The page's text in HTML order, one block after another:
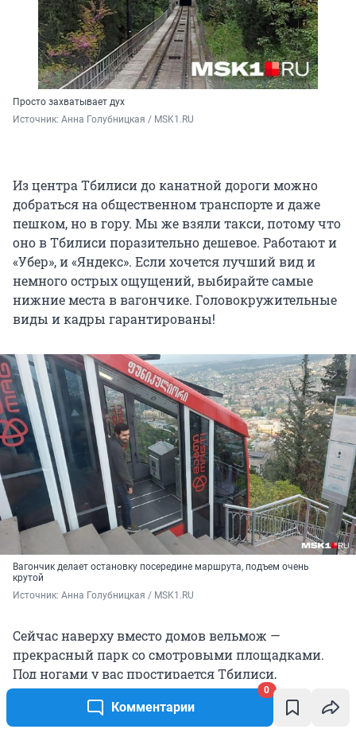
Комментарии
0
Просто захватывает дух
Источник: Анна Голубницкая / MSK1.RU
Из центра Тбилиси до канатной дороги можно
добраться на общественном транспорте и даже
пешком, но в гору. Мы же взяли такси, потому что
оно в Тбилиси поразительно дешевое. Работают и
«Убер», и «Яндекс». Если хочется лучший вид и
немного острых ощущений, выбирайте самые
нижние места в вагончике. Головокружительные
виды и кадры гарантированы!
Вагончик делает остановку посередине маршрута, подъем очень
крутой
Источник: Анна Голубницкая / MSK1.RU
Сейчас наверху вместо домов вельмож —
прекрасный парк со смотровыми площадками.
Под ногами у вас простирается Тбилиси,
притаившийся меж гор, величественно катит
свои мутные воды Кура.